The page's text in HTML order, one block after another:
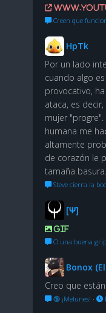
Creen que
HpTk
Por un lado
cuando algo
provocativo,
ataca, es
mujer
humana me
altamente
de corazón le
tamaña basura.
Steve cierra la
[Ψ]
GIF
O una buena
Bonox
Creo que
🔞 ¡Melunes! ·